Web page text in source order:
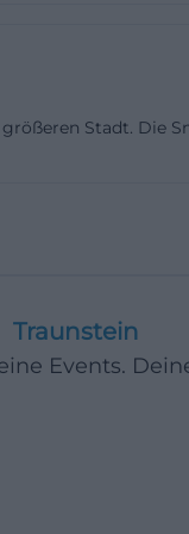
und
der
mit jeweils 69
Dialoge klar
kann bei
Stadt. Die
Traunstein
Events.